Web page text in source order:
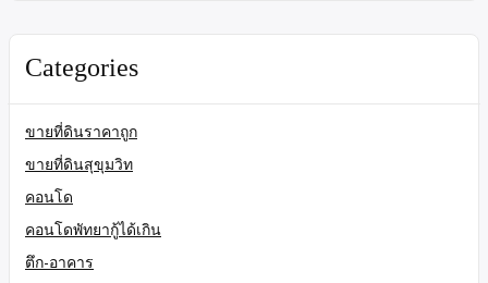
Categories
ขายที่ดินราคาถูก
ขายที่ดินสุขุมวิท
คอนโด
คอนโดพัทยากู้ได้เกิน
ตึก-อาคาร